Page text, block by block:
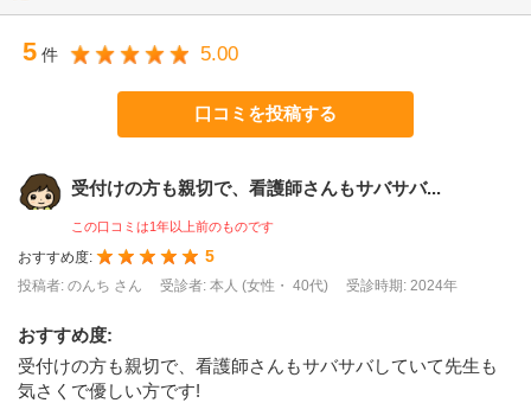
5 件 5.00
口コミを投稿する
受付けの方も親切で、看護師さんもサバサバ...
この口コミは1年以上前のものです
おすすめ度: 5
投稿者: のんち さん 受診者: 本人 (女性・ 40代) 受診時期: 2024年
おすすめ度:
受付けの方も親切で、看護師さんもサバサバしていて先生も
気さくで優しい方です!